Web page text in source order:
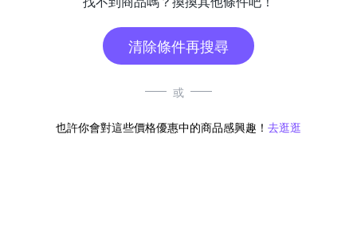
清除條件再搜尋
或
也許你會對這些價格優惠中的商品感興趣！ 去逛逛